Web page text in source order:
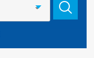
搜寻关键